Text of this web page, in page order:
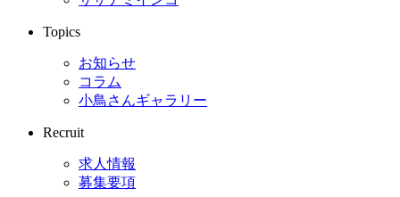
Topics
お知らせ
コラム
小鳥さんギャラリー
Recruit
求人情報
募集要項